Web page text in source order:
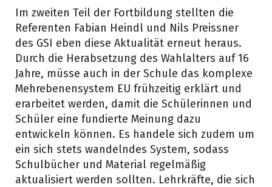
Im zweiten Teil der Fortbildung stellten die
Referenten Fabian Heindl und Nils Preissner
des GSI eben diese Aktualität erneut heraus.
Durch die Herabsetzung des Wahlalters auf 16
Jahre, müsse auch in der Schule das komplexe
Mehrebenensystem EU frühzeitig erklärt und
erarbeitet werden, damit die Schülerinnen und
Schüler eine fundierte Meinung dazu
entwickeln können. Es handele sich zudem um
ein sich stets wandelndes System, sodass
Schulbücher und Material regelmäßig
aktualisiert werden sollten. Lehrkräfte, die sich